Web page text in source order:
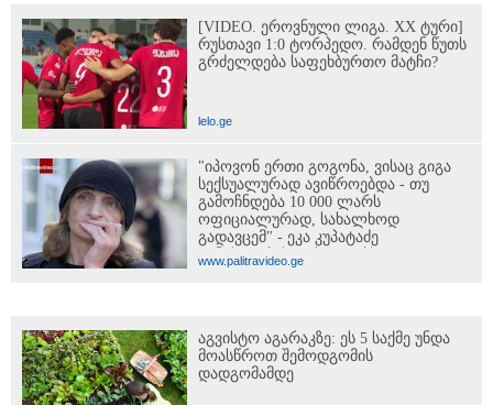
[VIDEO. ეროვნული ლიგა. XX ტური]
რუსთავი 1:0 ტორპედო. რამდენ წუთს
გრძელდება საფეხბურთო მატჩი?
lelo.ge
"იპოვონ ერთი გოგონა, ვისაც გიგა
სექსუალურად ავიწროებდა - თუ
გამოჩნდება 10 000 ლარს
ოფიციალურად, სახალხოდ
გადავცემ" - ეკა კუპატაძე
განცხადებას ავრცელებს
www.palitravideo.ge
აგვისტო აგარაკზე: ეს 5 საქმე უნდა
მოასწროთ შემოდგომის
დადგომამდე